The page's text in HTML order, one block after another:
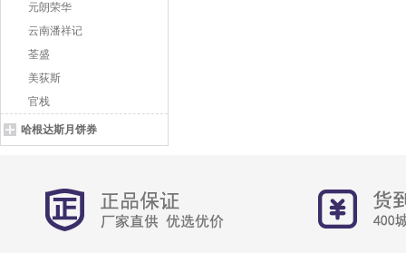
元朗荣华
云南潘祥记
荃盛
美荻斯
官栈
哈根达斯月饼券